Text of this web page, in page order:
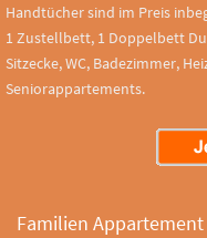
Handtücher sind im Preis
1 Zustellbett, 1 Doppelbett
Sitzecke, WC, Badezimmer,
Seniorappartements.
Familien Appartement